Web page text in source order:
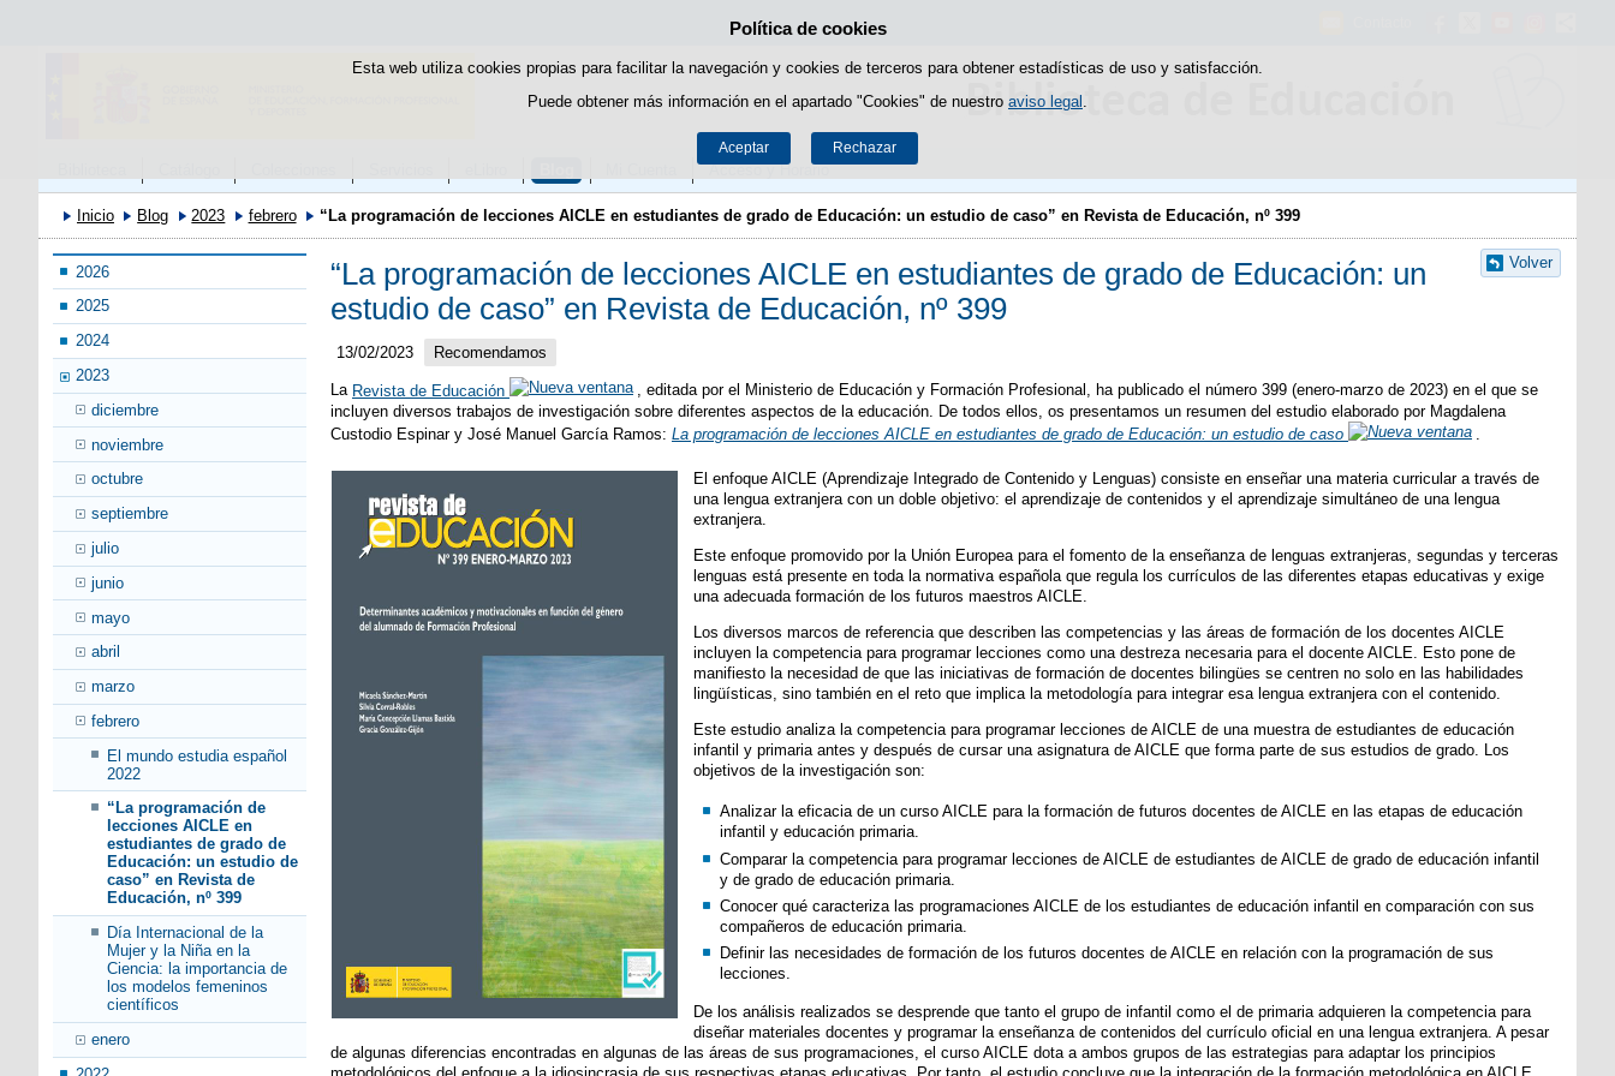
Política de cookies
Esta web utiliza cookies propias para facilitar la navegación y cookies de terceros para obtener estadísticas de uso y satisfacción.
Puede obtener más información en el apartado "Cookies" de nuestro aviso legal
Aceptar Rechazar
Saltar al contenido
Acceso y Horario
Inicio Blog 2023 febrero “La programación de lecciones AICLE en estudiantes de grado de Educación: un estudio de caso” en Revista de Educación, nº 399
2026
2025
2024
2023
diciembre
noviembre
octubre
septiembre
julio
junio
mayo
abril
marzo
febrero
El mundo estudia español
2022
“La programación de
lecciones AICLE en
estudiantes de grado de
Educación: un estudio de
caso” en Revista de
Educación, nº 399
Día Internacional de la
Mujer y la Niña en la
Ciencia: la importancia de
los modelos femeninos
científicos
enero
Volver
“La programación de lecciones AICLE en estudiantes de grado de Educación: un
estudio de caso” en Revista de Educación, nº 399
13/02/2023 Recomendamos
La Revista de Educación
, editada por el Ministerio de Educación y Formación Profesional, ha publicado el número 399 (enero-marzo de 2023) en el que se
incluyen diversos trabajos de investigación sobre diferentes aspectos de la educación. De todos ellos, os presentamos un resumen del estudio elaborado por Magdalena
Custodio Espinar y José Manuel García Ramos: La programación de lecciones AICLE en estudiantes de grado de Educación: un estudio de caso .
El enfoque AICLE (Aprendizaje Integrado de Contenido y Lenguas) consiste en enseñar una materia curricular a través de
una lengua extranjera con un doble objetivo: el aprendizaje de contenidos y el aprendizaje simultáneo de una lengua
extranjera.
Este enfoque promovido por la Unión Europea para el fomento de la enseñanza de lenguas extranjeras, segundas y terceras
lenguas está presente en toda la normativa española que regula los currículos de las diferentes etapas educativas y exige
una adecuada formación de los futuros maestros AICLE.
Los diversos marcos de referencia que describen las competencias y las áreas de formación de los docentes AICLE
incluyen la competencia para programar lecciones como una destreza necesaria para el docente AICLE. Esto pone de
manifiesto la necesidad de que las iniciativas de formación de docentes bilingües se centren no solo en las habilidades
lingüísticas, sino también en el reto que implica la metodología para integrar esa lengua extranjera con el contenido.
Este estudio analiza la competencia para programar lecciones de AICLE de una muestra de estudiantes de educación
infantil y primaria antes y después de cursar una asignatura de AICLE que forma parte de sus estudios de grado. Los
objetivos de la investigación son:
Analizar la eficacia de un curso AICLE para la formación de futuros docentes de AICLE en las etapas de educación
infantil y educación primaria.
Comparar la competencia para programar lecciones de AICLE de estudiantes de AICLE de grado de educación infantil
y de grado de educación primaria.
Conocer qué caracteriza las programaciones AICLE de los estudiantes de educación infantil en comparación con sus
compañeros de educación primaria.
Definir las necesidades de formación de los futuros docentes de AICLE en relación con la programación de sus
lecciones.
De los análisis realizados se desprende que tanto el grupo de infantil como el de primaria adquieren la competencia para
diseñar materiales docentes y programar la enseñanza de contenidos del currículo oficial en una lengua extranjera. A pesar
de algunas diferencias encontradas en algunas de las áreas de sus programaciones, el curso AICLE dota a ambos grupos de las estrategias para adaptar los principios